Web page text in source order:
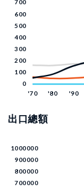
出口總額